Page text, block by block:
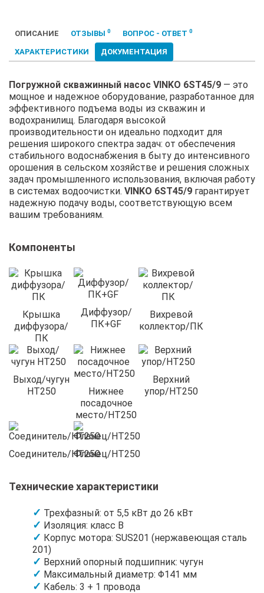
ОПИСАНИЕ ОТЗЫВЫ 0 ВОПРОС - ОТВЕТ 0
ХАРАКТЕРИСТИКИ ДОКУМЕНТАЦИЯ
Погружной скважинный насос VINKO 6ST45/9 — это
мощное и надежное оборудование, разработанное для
эффективного подъема воды из скважин и
водохранилищ. Благодаря высокой
производительности он идеально подходит для
решения широкого спектра задач: от обеспечения
стабильного водоснабжения в быту до интенсивного
орошения в сельском хозяйстве и решения сложных
задач промышленного использования, включая работу
в системах водоочистки. VINKO 6ST45/9 гарантирует
надежную подачу воды, соответствующую всем
вашим требованиям.
Компоненты
Крышка
диффузора/
ПК
Диффузор/
ПК+GF
Вихревой
коллектор/ПК
Выход/чугун
HT250
Нижнее
посадочное
место/HT250
Верхний
упор/HT250
Соединитель/HT250Фланец/HT250
Технические характеристики
Трехфазный: от 5,5 кВт до 26 кВт
Изоляция: класс B
Корпус мотора: SUS201 (нержавеющая сталь
201)
Верхний опорный подшипник: чугун
Максимальный диаметр: Φ141 мм
Кабель: 3 + 1 провода